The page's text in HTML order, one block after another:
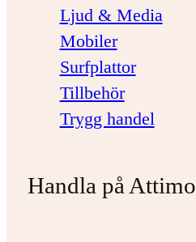
Ljud & Media
Mobiler
Surfplattor
Tillbehör
Trygg handel
Handla på Attimo